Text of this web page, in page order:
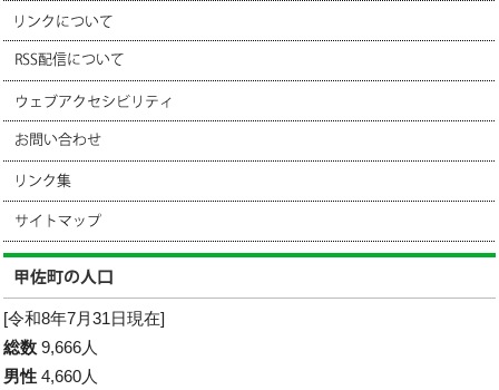
[令和8年7月31日現在]
総数 9,666人
男性 4,660人